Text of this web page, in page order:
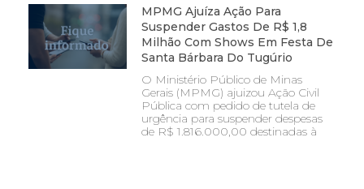
MPMG Ajuíza Ação Para
Suspender Gastos De R$ 1,8
Milhão Com Shows Em Festa De
Santa Bárbara Do Tugúrio
O Ministério Público de Minas
Gerais (MPMG) ajuizou Ação Civil
Pública com pedido de tutela de
urgência para suspender despesas
de R$ 1.816.000,00 destinadas à